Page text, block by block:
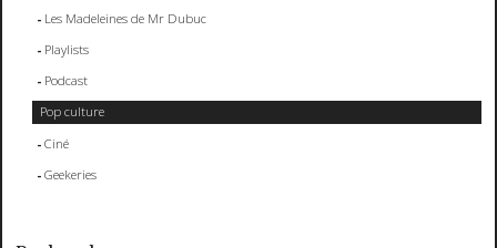
Les Madeleines de Mr Dubuc
Playlists
Podcast
Pop culture
Ciné
Geekeries